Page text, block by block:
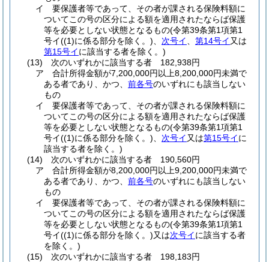
イ
要保護者等であって、その者が課される保険料額に
ついてこの号の区分による額を適用されたならば保護
等を必要としない状態となるもの(令第39条第1項第1
号イ((1)に係る部分を除く。) 次号イ 第14号イ 又は
第15号イに該当する者を除く。)
(13)
次のいずれかに該当する者 182,938円
ア
合計所得金額が7,200,000円以上8,200,000円未満で
ある者であり、かつ、 前各号のいずれにも該当しない
もの
イ
要保護者等であって、その者が課される保険料額に
ついてこの号の区分による額を適用されたならば保護
等を必要としない状態となるもの(令第39条第1項第1
号イ((1)に係る部分を除く。) 次号イ 又は第15号イに
該当する者を除く。)
(14)
次のいずれかに該当する者 190,560円
ア
合計所得金額が8,200,000円以上9,200,000円未満で
ある者であり、かつ、 前各号のいずれにも該当しない
もの
イ
要保護者等であって、その者が課される保険料額に
ついてこの号の区分による額を適用されたならば保護
等を必要としない状態となるもの(令第39条第1項第1
号イ((1)に係る部分を除く。)又は次号イに該当する者
を除く。)
(15)
次のいずれかに該当する者 198,183円